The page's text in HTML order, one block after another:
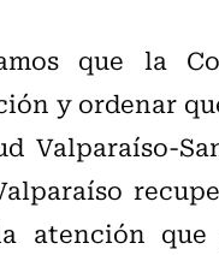
que la
y ordenar
Valparaíso-
atención que